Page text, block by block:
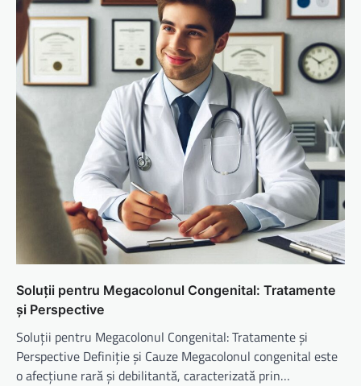
Soluții pentru Megacolonul Congenital: Tratamente
și Perspective
Soluții pentru Megacolonul Congenital: Tratamente și
Perspective Definiție și Cauze Megacolonul congenital este
o afecțiune rară și debilitantă, caracterizată prin…